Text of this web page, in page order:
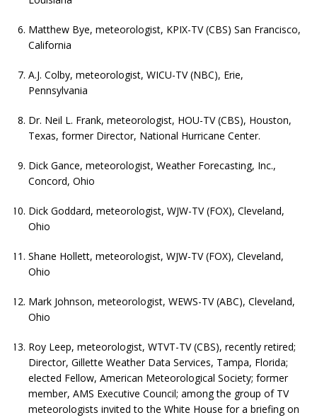
Matthew Bye, meteorologist, KPIX-TV (CBS) San Francisco,
California
A.J. Colby, meteorologist, WICU-TV (NBC), Erie,
Pennsylvania
Dr. Neil L. Frank, meteorologist, HOU-TV (CBS), Houston,
Texas, former Director, National Hurricane Center.
Dick Gance, meteorologist, Weather Forecasting, Inc.,
Concord, Ohio
Dick Goddard, meteorologist, WJW-TV (FOX), Cleveland,
Ohio
Shane Hollett, meteorologist, WJW-TV (FOX), Cleveland,
Ohio
Mark Johnson, meteorologist, WEWS-TV (ABC), Cleveland,
Ohio
Roy Leep, meteorologist, WTVT-TV (CBS), recently retired;
Director, Gillette Weather Data Services, Tampa, Florida;
elected Fellow, American Meteorological Society; former
member, AMS Executive Council; among the group of TV
meteorologists invited to the White House for a briefing on